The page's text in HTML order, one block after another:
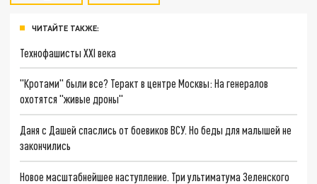
ЧИТАЙТЕ ТАКЖЕ:
Технофашисты XXI века
"Кротами" были все? Теракт в центре Москвы: На генералов
охотятся "живые дроны"
Даня с Дашей спаслись от боевиков ВСУ. Но беды для малышей не
закончились
Новое масштабнейшее наступление. Три ультиматума Зеленского